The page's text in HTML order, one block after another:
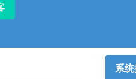
系